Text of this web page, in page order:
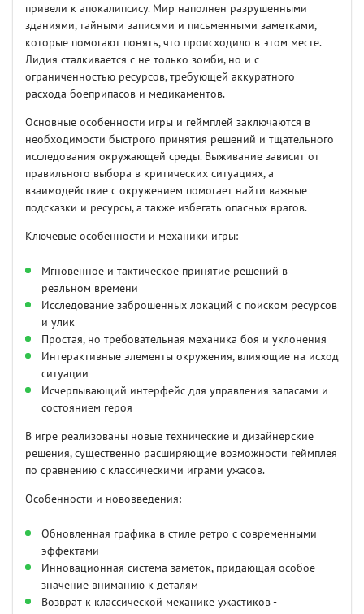
привели к апокалипсису. Мир наполнен разрушенными
зданиями, тайными записями и письменными заметками,
которые помогают понять, что происходило в этом месте.
Лидия сталкивается с не только зомби, но и с
ограниченностью ресурсов, требующей аккуратного
расхода боеприпасов и медикаментов.
Основные особенности игры и геймплей заключаются в
необходимости быстрого принятия решений и тщательного
исследования окружающей среды. Выживание зависит от
правильного выбора в критических ситуациях, а
взаимодействие с окружением помогает найти важные
подсказки и ресурсы, а также избегать опасных врагов.
Ключевые особенности и механики игры:
Мгновенное и тактическое принятие решений в
реальном времени
Исследование заброшенных локаций с поиском ресурсов
и улик
Простая, но требовательная механика боя и уклонения
Интерактивные элементы окружения, влияющие на исход
ситуации
Исчерпывающий интерфейс для управления запасами и
состоянием героя
В игре реализованы новые технические и дизайнерские
решения, существенно расширяющие возможности геймплея
по сравнению с классическими играми ужасов.
Особенности и нововведения:
Обновленная графика в стиле ретро с современными
эффектами
Инновационная система заметок, придающая особое
значение вниманию к деталям
Возврат к классической механике ужастиков -